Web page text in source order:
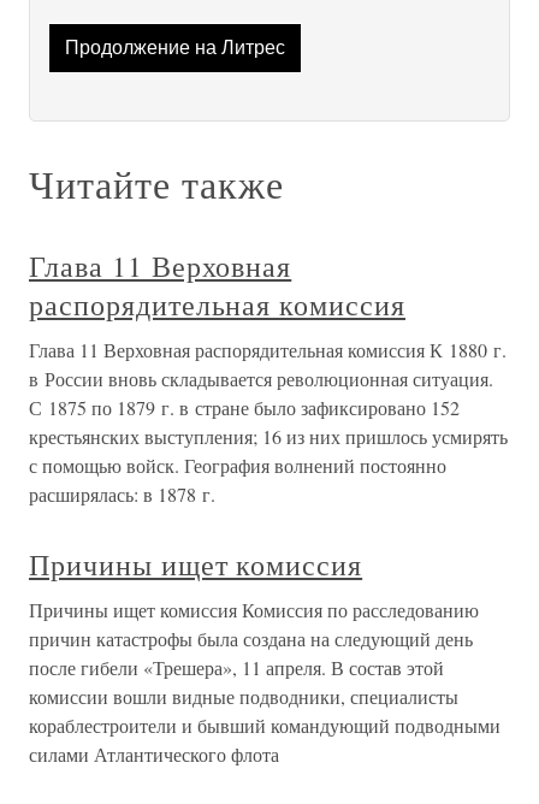
Продолжение на Литрес
Читайте также
Глава 11 Верховная
распорядительная комиссия
Глава 11 Верховная распорядительная комиссия К 1880 г.
в России вновь складывается революционная ситуация.
С 1875 по 1879 г. в стране было зафиксировано 152
крестьянских выступления; 16 из них пришлось усмирять
с помощью войск. География волнений постоянно
расширялась: в 1878 г.
Причины ищет комиссия
Причины ищет комиссия Комиссия по расследованию
причин катастрофы была создана на следующий день
после гибели «Трешера», 11 апреля. В состав этой
комиссии вошли видные подводники, специалисты
кораблестроители и бывший командующий подводными
силами Атлантического флота